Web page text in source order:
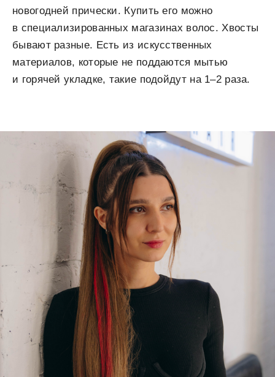
новогодней прически. Купить его можно
в специализированных магазинах волос. Хвосты
бывают разные. Есть из искусственных
материалов, которые не поддаются мытью
и горячей укладке, такие подойдут на 1–2 раза.